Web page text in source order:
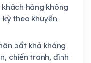
hàng không
kỳ theo khuyến
bất khả kháng
chiến tranh, đình